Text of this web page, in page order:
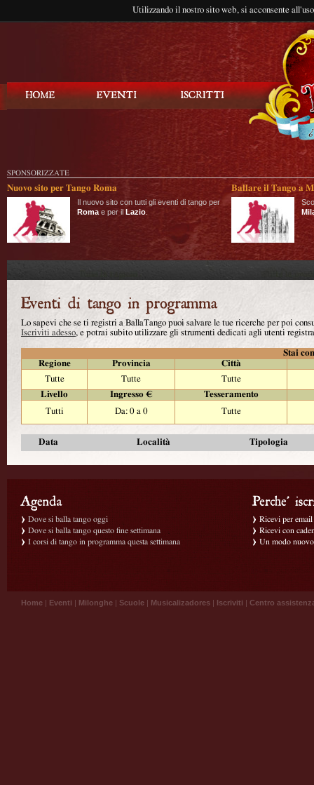
Utilizzando il nostro sito web, si acconsente
SPONSORIZZATE
Nuovo sito per Tango Roma
Il nuovo sito con tutti gli eventi di tango per
Roma e per il Lazio
Ballare il Tango a
Lo sapevi che se ti registri a BallaTango puoi salvare le tue ricerche per poi
Iscriviti adesso, e potrai subito utilizzare gli strumenti dedicati agli utenti
Stai
Regione
Provincia
Città
Tutte
Tutte
Tutte
Livello
Ingresso €
Tesseramento
Tutti
Da: 0 a 0 Tutte
Data Località Tipologia
Dove si balla tango oggi
Dove si balla tango questo fine settimana
I corsi di tango in programma questa settimana
Ricevi per
Ricevi con
Un modo
Home | Eventi | Milonghe | Scuole | Musicalizadores | Iscriviti | Centro